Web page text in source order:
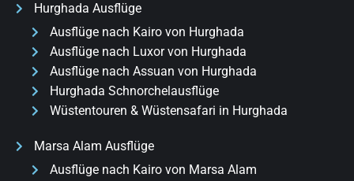
Hurghada Ausflüge
Ausflüge nach Kairo von Hurghada
Ausflüge nach Luxor von Hurghada
Ausflüge nach Assuan von Hurghada
Hurghada Schnorchelausflüge
Wüstentouren & Wüstensafari in Hurghada
Marsa Alam Ausflüge
Ausflüge nach Kairo von Marsa Alam